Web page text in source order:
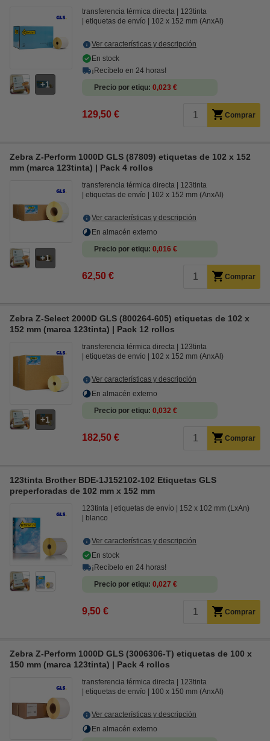
1
transferencia térmica directa
123tinta
etiquetas de envío
102 x 152 mm (AnxAl)
Ver características y descripción
En stock
¡Recíbelo en 24 horas!
Precio por etiqu 0,023 €
129,50 € Comprar
Zebra Z-Perform 1000D GLS (87809) etiquetas de 102 x 152
mm (marca 123tinta) | Pack 4 rollos
1
transferencia térmica directa
123tinta
etiquetas de envío
102 x 152 mm (AnxAl)
Ver características y descripción
En almacén externo
Precio por etiqu 0,016 €
62,50 € Comprar
Zebra Z-Select 2000D GLS (800264-605) etiquetas de 102 x
152 mm (marca 123tinta) | Pack 12 rollos
1
transferencia térmica directa
123tinta
etiquetas de envío
102 x 152 mm (AnxAl)
Ver características y descripción
En almacén externo
Precio por etiqu 0,032 €
182,50 € Comprar
123tinta Brother BDE-1J152102-102 Etiquetas GLS
preperforadas de 102 mm x 152 mm
123tinta etiquetas de envío
152 x 102 mm (LxAn)
blanco
Ver características y descripción
En stock
¡Recíbelo en 24 horas!
Precio por etiqu 0,027 €
9,50 € Comprar
Zebra Z-Perform 1000D GLS (3006306-T) etiquetas de 100 x
150 mm (marca 123tinta) | Pack 4 rollos
transferencia térmica directa
123tinta
etiquetas de envío
100 x 150 mm (AnxAl)
Ver características y descripción
En almacén externo